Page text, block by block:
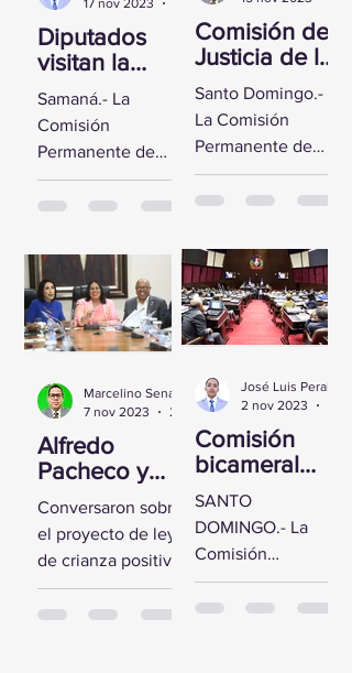
Diputados
visitan la
Fortaleza de
Santa
Bárbara de
Samaná
Samaná.- La
Comisión
Permanente de
Derechos
Humanos de la
Diputados visitó la
Fortaleza de Santa
Bárbara de
Samaná, a fin de...
Comisión de
Justicia de la
CD se reúne
con Yeni
Berenice
Reynoso
Santo Domingo.-
La Comisión
Permanente de
Justicia de la
Cámara de
un encuentro con
la Directora de
Persecución del...
Alfredo
Pacheco y
comisión de
diputados
reciben a la
Primera
Dama
Conversaron sobre
el proyecto de ley
de crianza positiva
SANTO
DOMINGO.- El
Marcelino Sena
7 nov 2023
Comisión
bicameral
inicia hoy el
estudio del
Presupuesto
General del
Estado 2024
SANTO
DOMINGO.- La
Comisión
Bicameral Especial
iniciará hoy los
José Luis Peralta
2 nov 2023